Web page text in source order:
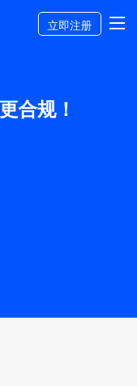
立即注册
合规！